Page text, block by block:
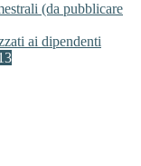
(da pubblicare
ai dipendenti